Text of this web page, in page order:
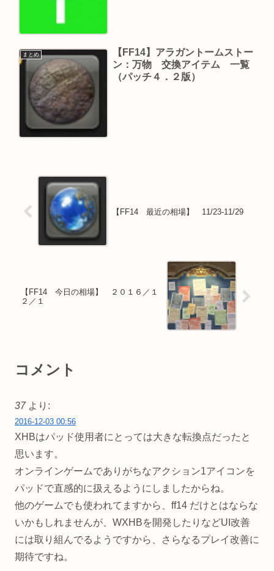
まとめ
【FF14】アラガントームストー
ン：万物 交換アイテム 一覧
（パッチ４．２版）
【FF14 最近の相場】 11/23-11/29
【FF14 今日の相場】 ２０１６／１
２／１
コメント
37 より:
2016-12-03 00:56
XHBはパッド使用者にとっては大きな転換点だったと
思います。
オンラインゲームでありがちなアクション1アイコンを
パッドで直感的に扱えるようにしましたからね。
他のゲームでも使われてますから、ff14 だけとはならな
いかもしれませんが、WXHBを開発したりなどUI改善
には取り組んでるようですから、さらなるプレイ改善に
期待ですね。